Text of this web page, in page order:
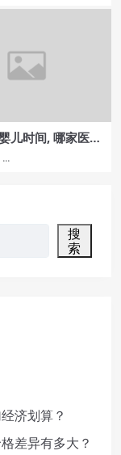
儿时间, 哪家医院
？
搜
索
济划算？
差异有多大？